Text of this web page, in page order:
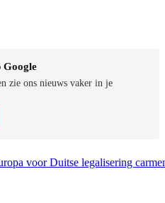
Google
zie ons nieuws vaker in je